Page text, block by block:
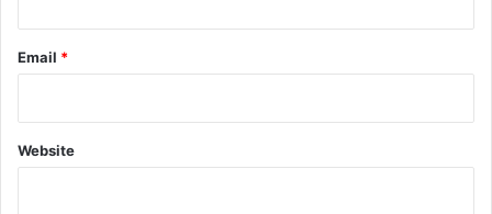
Email *
Website